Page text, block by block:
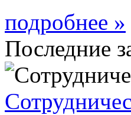
подробнее »
Последние